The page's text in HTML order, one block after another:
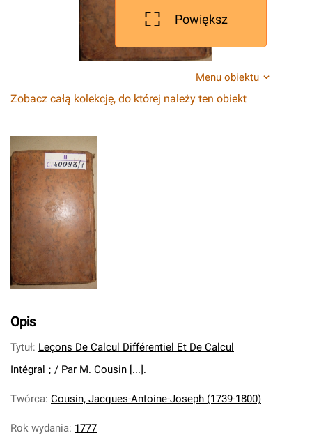
Powiększ
Menu obiektu
Zobacz całą kolekcję, do której należy ten obiekt
Opis
Tytuł: Leçons De Calcul Différentiel Et De Calcul
Intégral ; / Par M. Cousin [...].
Twórca: Cousin, Jacques-Antoine-Joseph (1739-1800)
Rok wydania: 1777